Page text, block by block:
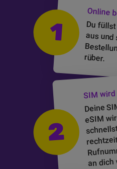
1
Online
Du
aus
rüber.
2
SIMwird
Deine
eSIM
an dich